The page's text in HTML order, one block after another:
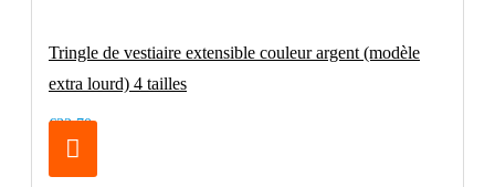
Tringle de vestiaire extensible couleur argent (modèle
extra lourd) 4 tailles
€32.70